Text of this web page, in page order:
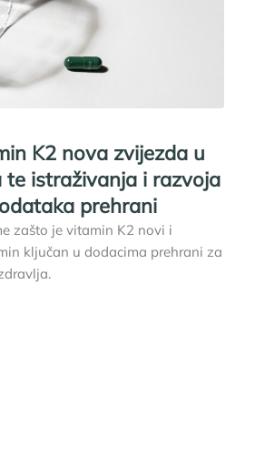
K2 nova zvijezda u
te istraživanja i razvoja
prehrani
zašto je vitamin K2 novi i
ključan u dodacima prehrani za